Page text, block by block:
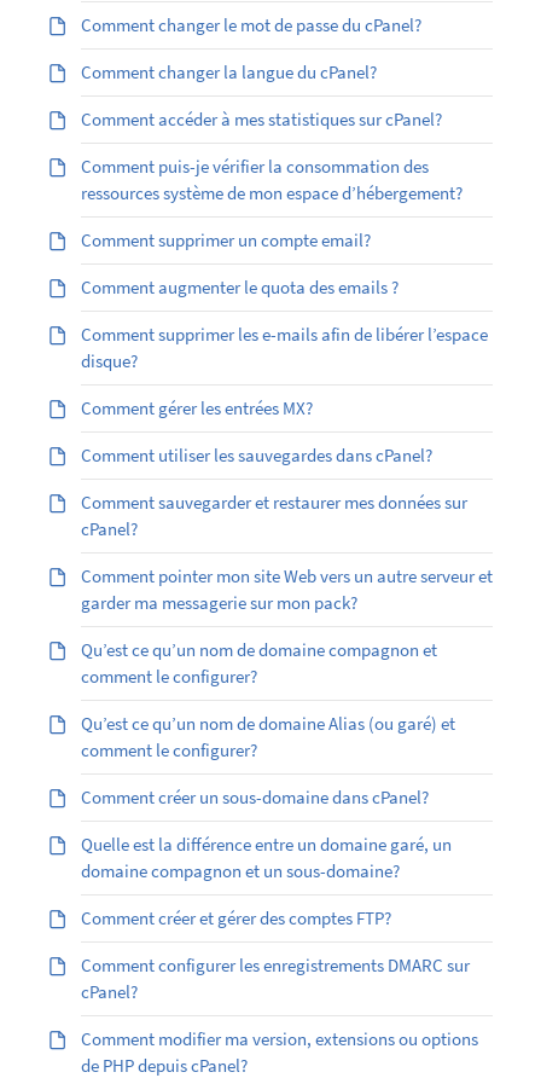
Comment changer le mot de passe du cPanel?
Comment changer la langue du cPanel?
Comment accéder à mes statistiques sur cPanel?
Comment puis-je vérifier la consommation des
ressources système de mon espace d’hébergement?
Comment supprimer un compte email?
Comment augmenter le quota des emails ?
Comment supprimer les e-mails afin de libérer l’espace
disque?
Comment gérer les entrées MX?
Comment utiliser les sauvegardes dans cPanel?
Comment sauvegarder et restaurer mes données sur
cPanel?
Comment pointer mon site Web vers un autre serveur et
garder ma messagerie sur mon pack?
Qu’est ce qu’un nom de domaine compagnon et
comment le configurer?
Qu’est ­ce qu’un nom de domaine Alias (ou garé) et
comment le configurer?
Comment créer un sous-domaine dans cPanel?
Quelle est la différence entre un domaine garé, un
domaine compagnon et un sous-domaine?
Comment créer et gérer des comptes FTP?
Comment configurer les enregistrements DMARC sur
cPanel?
Comment modifier ma version, extensions ou options
de PHP depuis cPanel?